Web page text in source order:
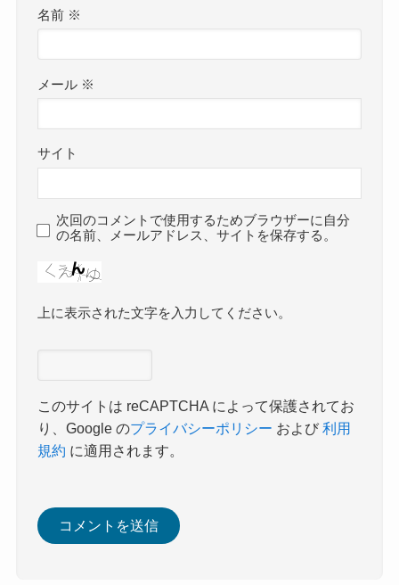
名前 ※
メール ※
サイト
次回のコメントで使用するためブラウザーに自分
の名前、メールアドレス、サイトを保存する。
上に表示された文字を入力してください。
このサイトは reCAPTCHA によって保護されてお
り、Google のプライバシーポリシー および利用
規約 に適用されます。